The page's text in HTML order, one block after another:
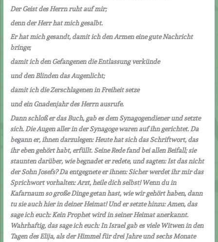
Der Geist des Herrn ruht auf mir;
denn der Herr hat mich gesalbt.
Er hat mich gesandt, damit ich den Armen eine gute Nachricht
bringe;
damit ich den Gefangenen die Entlassung verkünde
und den Blinden das Augenlicht;
damit ich die Zerschlagenen in Freiheit setze
und ein Gnadenjahr des Herrn ausrufe.
Dann schloß er das Buch, gab es dem Synagogendiener und setzte
sich. Die Augen aller in der Synagoge waren auf ihn gerichtet. Da
begann er, ihnen darzulegen: Heute hat sich das Schriftwort, das
ihr eben gehört habt, erfüllt. Seine Rede fand bei allen Beifall; sie
staunten darüber, wie begnadet er redete, und sagten: Ist das nicht
der Sohn Josefs? Da entgegnete er ihnen: Sicher werdet ihr mir das
Sprichwort vorhalten: Arzt, heile dich selbst! Wenn du in
Kafarnaum so große Dinge getan hast, wie wir gehört haben, dann
tu sie auch hier in deiner Heimat! Und er setzte hinzu: Amen, das
sage ich euch: Kein Prophet wird in seiner Heimat anerkannt.
Wahrhaftig, das sage ich euch: In Israel gab es viele Witwen in den
Tagen des Elija, als der Himmel für drei Jahre und sechs Monate